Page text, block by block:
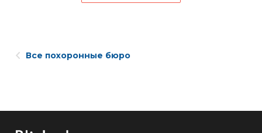
Все похоронные бюро